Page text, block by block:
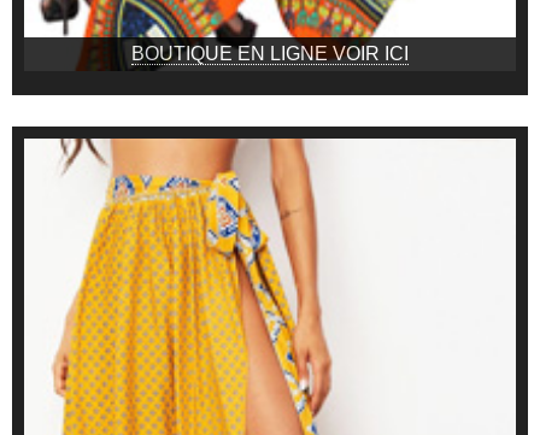
BOUTIQUE EN LIGNE VOIR ICI